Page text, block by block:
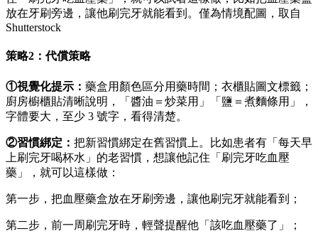
放在牙刷旁邊，讓他刷完牙就能看到。僅為情境配圖，取自
Shutterstock
策略2：代償策略
①視覺化提示： 藥盒用顏色區分用藥時間；衣櫃貼圖文標籤；
廚房櫥櫃貼清晰說明，「醬油＝炒菜用」「鹽＝煮麵條用」，
字體要大，至少 3 號字，看得清楚。
②習慣綁定： 把新習慣綁定在舊習慣上。比如患者有「每天早
上刷完牙喝杯水」的老習慣，想讓他記住「刷完牙吃血壓
藥」，就可以這樣做：
第一步，把血壓藥盒放在牙刷旁邊，讓他刷完牙就能看到；
第二步，前一周刷完牙時，輕聲提醒他「該吃血壓藥了」；